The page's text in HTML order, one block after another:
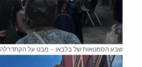
שבע הסמטאות של בלבאו – מבט על הקתדרלה